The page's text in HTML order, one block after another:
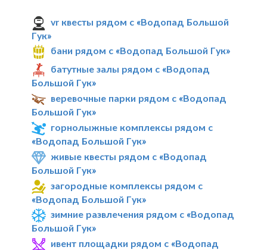
vr квесты рядом с «Водопад Большой
Гук»
бани рядом с «Водопад Большой Гук»
батутные залы рядом с «Водопад
Большой Гук»
веревочные парки рядом с «Водопад
Большой Гук»
горнолыжные комплексы рядом с
«Водопад Большой Гук»
живые квесты рядом с «Водопад
Большой Гук»
загородные комплексы рядом с
«Водопад Большой Гук»
зимние развлечения рядом с «Водопад
Большой Гук»
ивент площадки рядом с «Водопад